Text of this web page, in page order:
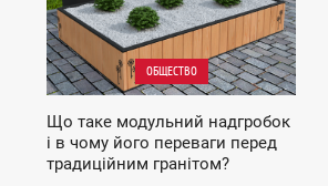
ОБЩЕСТВО
Що таке модульний надгробок
і в чому його переваги перед
традиційним гранітом?